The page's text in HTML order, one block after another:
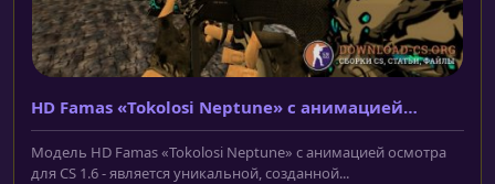
HD Famas «Tokolosi Neptune» с анимацией
осмотра
Модель HD Famas «Tokolosi Neptune» с анимацией осмотра
для CS 1.6 - является уникальной, созданной...